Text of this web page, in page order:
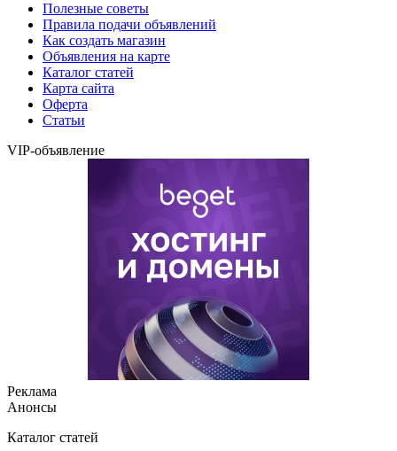
Полезные советы
Правила подачи объявлений
Как создать магазин
Объявления на карте
Каталог статей
Карта сайта
Оферта
Статьи
VIP-объявление
Реклама
Анонсы
Каталог статей